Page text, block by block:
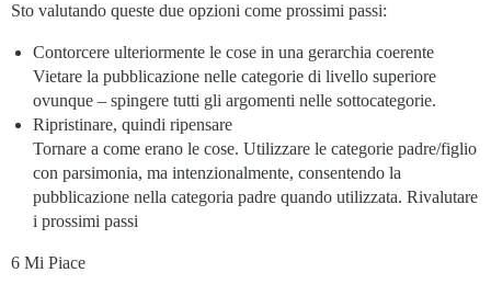
Sto valutando queste due opzioni come prossimi passi:
Contorcere ulteriormente le cose in una gerarchia coerente
Vietare la pubblicazione nelle categorie di livello superiore
ovunque – spingere tutti gli argomenti nelle sottocategorie.
Ripristinare, quindi ripensare
Tornare a come erano le cose. Utilizzare le categorie padre/figlio
con parsimonia, ma intenzionalmente, consentendo la
pubblicazione nella categoria padre quando utilizzata. Rivalutare
i prossimi passi
6 Mi Piace